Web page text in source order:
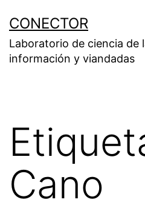
contenido
CONECTOR
Laboratorio de ciencia de
información y viandadas
Cano